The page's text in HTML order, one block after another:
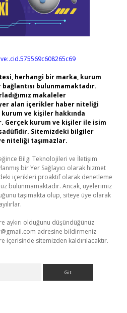
herhangi bir marka, kurum
bulunmamaktadır.
makaleler
alan içerikler haber niteliği
ve kişiler hakkında
Gerçek kurum ve kişiler ile isim
Sitemizdeki bilgiler
niteliği taşımazlar.
Bilgi Teknolojileri ve İletişim
bir Yer Sağlayıcı olarak hizmet
içerikleri proaktif olarak denetleme
bulunmamaktadır. Ancak, üyelerimiz
taşımakta olup, siteye üye olarak
aykırı olduğunu düşündüğünüz
adresine bildirmeniz
içerisinde sitemizden kaldırılacaktır.